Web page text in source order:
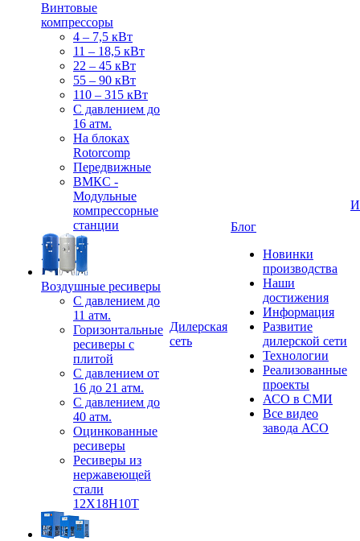
Винтовые
компрессоры
4 – 7,5 кВт
11 – 18,5 кВт
22 – 45 кВт
55 – 90 кВт
110 – 315 кВт
С давлением до
16 атм.
На блоках
Rotorcomp
Передвижные
ВМКС -
Модульные
компрессорные
станции
Воздушные ресиверы
С давлением до
11 атм.
Горизонтальные
ресиверы с
плитой
С давлением от
16 до 21 атм.
С давлением до
40 атм.
Оцинкованные
ресиверы
Ресиверы из
нержавеющей
стали
12Х18Н10Т
Дилерская
сеть
Блог
Новинки
производства
Наши
достижения
Информация
Развитие
дилерской сети
Технологии
Реализованные
проекты
АСО в СМИ
Все видео
завода АСО